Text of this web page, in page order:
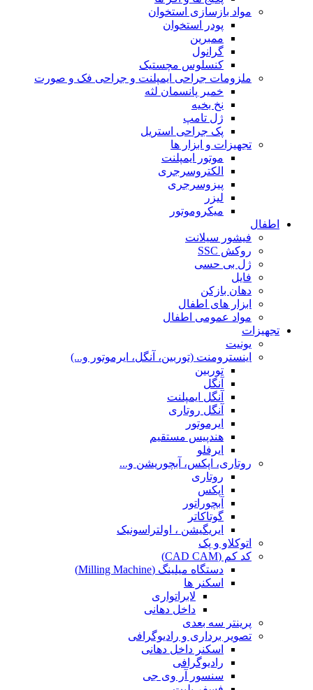
مواد بازسازی استخوان
پودر استخوان
ممبرین
گرانول
کنسلوس مچستیک
ملزومات جراحی ایمپلنت و جراحی فک و صورت
خمیر پانسمان لثه
نخ بخیه
ژل تامپ
پک جراحی استریل
تجهیزات و ابزار ها
موتور ایمپلنت
الکتروسرجری
پیزوسرجری
لیزر
میکروموتور
اطفال
فیشور سیلانت
روکش SSC
ژل بی حسی
فایل
دهان بازکن
ابزار های اطفال
مواد عمومی اطفال
تجهیزات
یونیت
اینسترومنت (توربین، آنگل، ایرموتور و...)
توربین
آنگل
آنگل ایمپلنت
آنگل روتاری
ایرموتور
هندپیس مستقیم
ایرفلو
روتاری، اپکس، آبچوریشن و...
روتاری
اپکس
آبچوراتور
گوتاکاتر
ایریگیشن ، اولتراسونیک
اتوکلاو و پک
کد کم (CAD CAM)
دستگاه میلینگ (Milling Machine)
اسکنر ها
لابراتواری
داخل دهانی
پرینتر سه بعدی
تصویر برداری و رادیوگرافی
اسکنر داخل دهانی
رادیوگرافی
سنسور آر وی جی